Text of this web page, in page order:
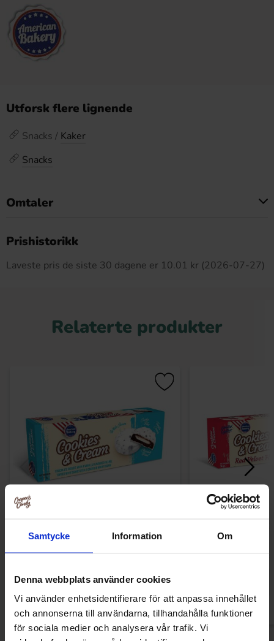
Samtycke Information Om
Denna webbplats använder cookies
Vi använder enhetsidentifierare för att anpassa innehållet
och annonserna till användarna, tillhandahålla funktioner
för sociala medier och analysera vår trafik. Vi
Utforsk flere lignende
Snacks / Kaker
Snacks
Omtaler
Prishistorikk
Laveste pris de siste 30 dagene er 10.01 kr (2026-07-27)
Relaterte produkter
34.99 kr
Kjøp